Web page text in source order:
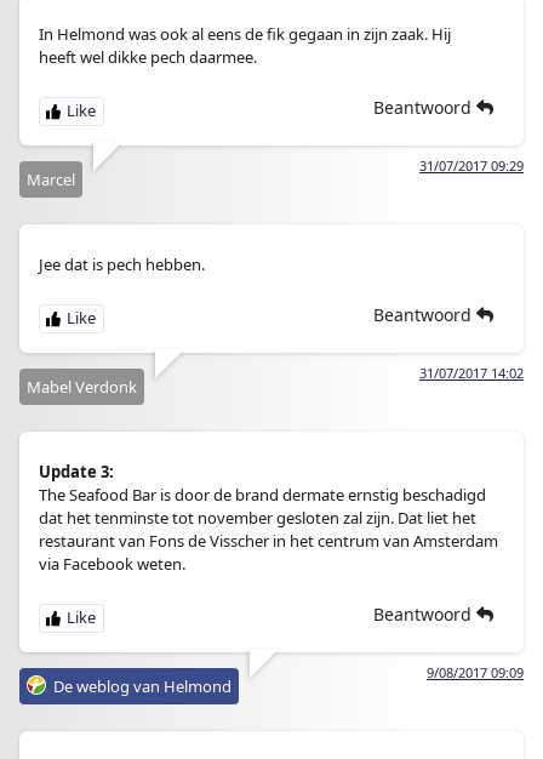
In Helmond was ook al eens de fik gegaan in zijn zaak. Hij
heeft wel dikke pech daarmee.
Beantwoord
31/07/2017 09:29
Marcel
Jee dat is pech hebben.
Beantwoord
31/07/2017 14:02
Mabel Verdonk
Update 3:
The Seafood Bar is door de brand dermate ernstig beschadigd
dat het tenminste tot november gesloten zal zijn. Dat liet het
restaurant van Fons de Visscher in het centrum van Amsterdam
via Facebook weten.
Beantwoord
9/08/2017 09:09
De weblog van Helmond